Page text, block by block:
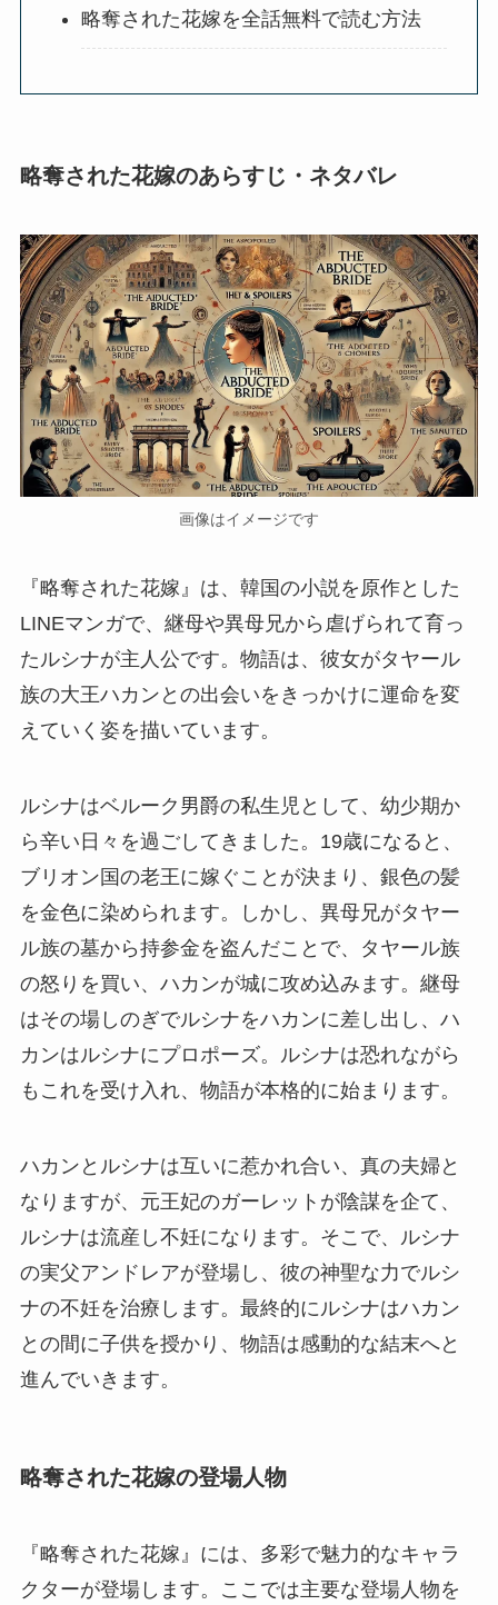
略奪された花嫁を全話無料で読む方法
略奪された花嫁のあらすじ・ネタバレ
画像はイメージです
『略奪された花嫁』は、韓国の小説を原作とした
LINEマンガで、継母や異母兄から虐げられて育っ
たルシナが主人公です。物語は、彼女がタヤール
族の大王ハカンとの出会いをきっかけに運命を変
えていく姿を描いています。
ルシナはベルーク男爵の私生児として、幼少期か
ら辛い日々を過ごしてきました。19歳になると、
ブリオン国の老王に嫁ぐことが決まり、銀色の髪
を金色に染められます。しかし、異母兄がタヤー
ル族の墓から持参金を盗んだことで、タヤール族
の怒りを買い、ハカンが城に攻め込みます。継母
はその場しのぎでルシナをハカンに差し出し、ハ
カンはルシナにプロポーズ。ルシナは恐れながら
もこれを受け入れ、物語が本格的に始まります。
ハカンとルシナは互いに惹かれ合い、真の夫婦と
なりますが、元王妃のガーレットが陰謀を企て、
ルシナは流産し不妊になります。そこで、ルシナ
の実父アンドレアが登場し、彼の神聖な力でルシ
ナの不妊を治療します。最終的にルシナはハカン
との間に子供を授かり、物語は感動的な結末へと
進んでいきます。
略奪された花嫁の登場人物
『略奪された花嫁』には、多彩で魅力的なキャラ
クターが登場します。ここでは主要な登場人物を